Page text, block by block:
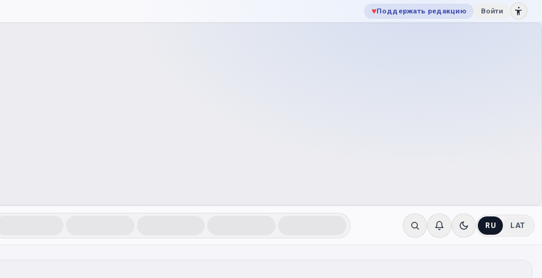
♥Поддержать редакцию Войти
RU LAT